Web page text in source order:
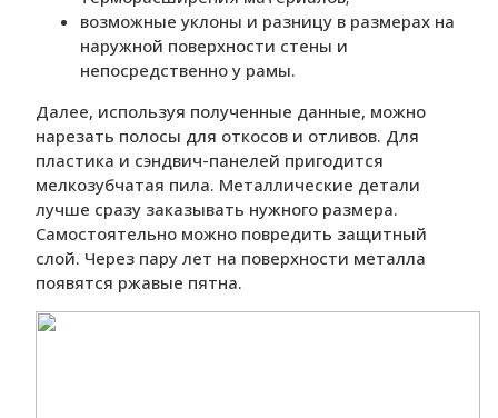
возможные уклоны и разницу в размерах на
наружной поверхности стены и
непосредственно у рамы.
Далее, используя полученные данные, можно
нарезать полосы для откосов и отливов. Для
пластика и сэндвич-панелей пригодится
мелкозубчатая пила. Металлические детали
лучше сразу заказывать нужного размера.
Самостоятельно можно повредить защитный
слой. Через пару лет на поверхности металла
появятся ржавые пятна.